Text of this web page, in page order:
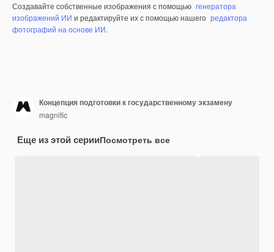
Создавайте собственные изображения с помощью генератора
изображений ИИ и редактируйте их с помощью нашего редактора
фотографий на основе ИИ.
Концепция подготовки к государственному экзамену
magnific
Еще из этой серииПосмотреть все